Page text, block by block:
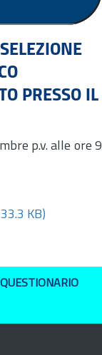
PRESSO IL
p.v. alle ore 9
KB)